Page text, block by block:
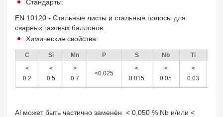
Стандарты:
EN 10120 - Стальные листы и стальные полосы для
сварных газовых баллонов.
Химические свойства:
С Si Mn P S Nb Ti
<
0.2
<
0.5
>
0.7
<0.025
<
0.015
<
0.05
<
0.03
Al может быть частично заменён < 0,050 % Nb и/или <